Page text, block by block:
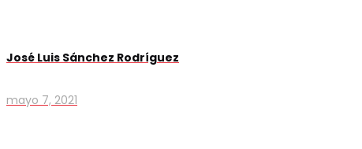
José Luis Sánchez Rodríguez
mayo 7, 2021